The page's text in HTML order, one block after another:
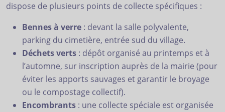
dispose de plusieurs points de collecte spécifiques :
Bennes à verre : devant la salle polyvalente,
parking du cimetière, entrée sud du village.
Déchets verts : dépôt organisé au printemps et à
l’automne, sur inscription auprès de la mairie (pour
éviter les apports sauvages et garantir le broyage
ou le compostage collectif).
Encombrants : une collecte spéciale est organisée